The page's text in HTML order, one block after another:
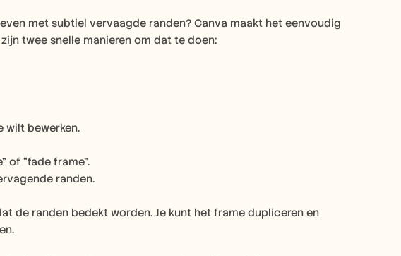
met subtiel vervaagde randen? Canva maakt het eenvoudig
twee snelle manieren om dat te doen:
wilt bewerken.
of “fade frame”.
randen.
de randen bedekt worden. Je kunt het frame dupliceren en